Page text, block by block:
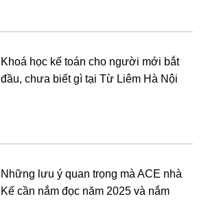
Khoá học kế toán cho người mới bắt
đầu, chưa biết gì tại Từ Liêm Hà Nội
Những lưu ý quan trọng mà ACE nhà
Kế cần nắm đọc năm 2025 và nắm